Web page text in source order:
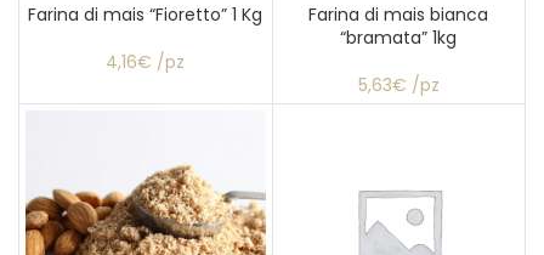
Farina di mais “Fioretto” 1 Kg
4,16€ /pz
Farina di mais bianca
“bramata” 1kg
5,63€ /pz